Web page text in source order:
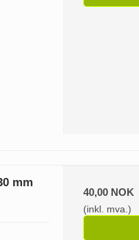
mm
40,00 NOK
(inkl. mva.)